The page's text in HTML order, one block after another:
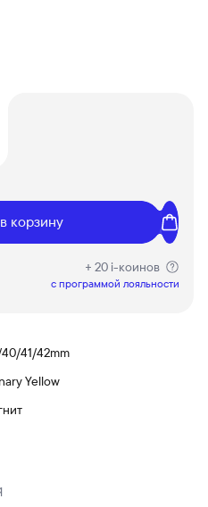
корзину
+ 20 i-коинов
c программой лояльности
41/42mm
Yellow